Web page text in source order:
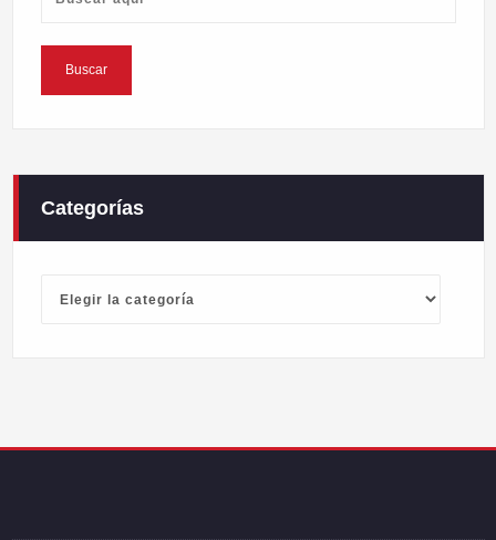
Categorías